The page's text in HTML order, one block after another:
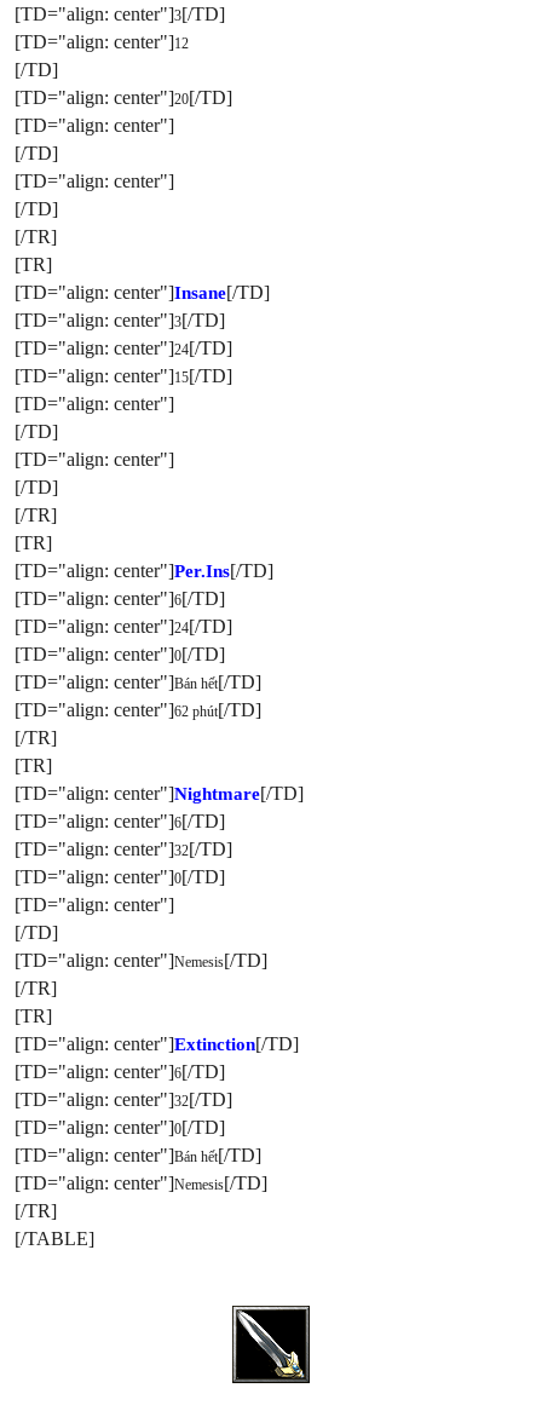
[TD="align: center"]3[/TD]
[TD="align: center"]12
[/TD]
[TD="align: center"]20[/TD]
[TD="align: center"]
[/TD]
[TD="align: center"]
[/TD]
[/TR]
[TR]
[TD="align: center"]Insane[/TD]
[TD="align: center"]3[/TD]
[TD="align: center"]24[/TD]
[TD="align: center"]15[/TD]
[TD="align: center"]
[/TD]
[TD="align: center"]
[/TD]
[/TR]
[TR]
[TD="align: center"]Per.Ins[/TD]
[TD="align: center"]6[/TD]
[TD="align: center"]24[/TD]
[TD="align: center"]0[/TD]
[TD="align: center"]Bán hết[/TD]
[TD="align: center"]62 phút[/TD]
[/TR]
[TR]
[TD="align: center"]Nightmare[/TD]
[TD="align: center"]6[/TD]
[TD="align: center"]32[/TD]
[TD="align: center"]0[/TD]
[TD="align: center"]
[/TD]
[TD="align: center"]Nemesis[/TD]
[/TR]
[TR]
[TD="align: center"]Extinction[/TD]
[TD="align: center"]6[/TD]
[TD="align: center"]32[/TD]
[TD="align: center"]0[/TD]
[TD="align: center"]Bán hết[/TD]
[TD="align: center"]Nemesis[/TD]
[/TR]
[/TABLE]